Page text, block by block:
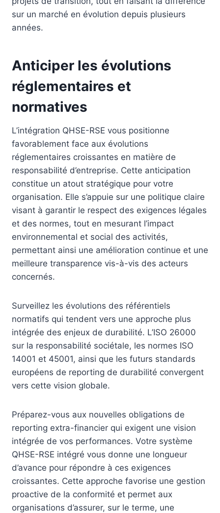
sur un marché en évolution depuis plusieurs
années.
Anticiper les évolutions
réglementaires et
normatives
L’intégration QHSE-RSE vous positionne
favorablement face aux évolutions
réglementaires croissantes en matière de
responsabilité d’entreprise. Cette anticipation
constitue un atout stratégique pour votre
organisation. Elle s’appuie sur une politique claire
visant à garantir le respect des exigences légales
et des normes, tout en mesurant l’impact
environnemental et social des activités,
permettant ainsi une amélioration continue et une
meilleure transparence vis-à-vis des acteurs
concernés.
Surveillez les évolutions des référentiels
normatifs qui tendent vers une approche plus
intégrée des enjeux de durabilité. L’ISO 26000
sur la responsabilité sociétale, les normes ISO
14001 et 45001, ainsi que les futurs standards
européens de reporting de durabilité convergent
vers cette vision globale.
Préparez-vous aux nouvelles obligations de
reporting extra-financier qui exigent une vision
intégrée de vos performances. Votre système
QHSE-RSE intégré vous donne une longueur
d’avance pour répondre à ces exigences
croissantes. Cette approche favorise une gestion
proactive de la conformité et permet aux
organisations d’assurer, sur le terme, une